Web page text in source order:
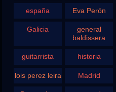
españa Eva Perón
Galicia
general
baldissera
guitarrista historia
lois perez leira Madrid